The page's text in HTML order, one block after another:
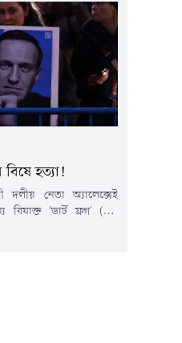
লিমিটেডের আওতাধীন
কাজ পরিচালিত
(মঙ্গলবার)...
বিষে হত্যা!
দলীয় নেতা অ্যালেক্সেই
বিষাক্ত 'ডার্ট ফ্রগ' (এক